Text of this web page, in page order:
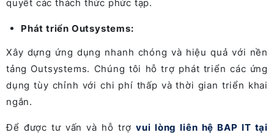
quyết các thách thức phức tạp.
Phát triển Outsystems:
Xây dựng ứng dụng nhanh chóng và hiệu quả với nền
tảng Outsystems. Chúng tôi hỗ trợ phát triển các ứng
dụng tùy chỉnh với chi phí thấp và thời gian triển khai
ngắn.
Để được tư vấn và hỗ trợvui lòng liên hệ BAP IT tại